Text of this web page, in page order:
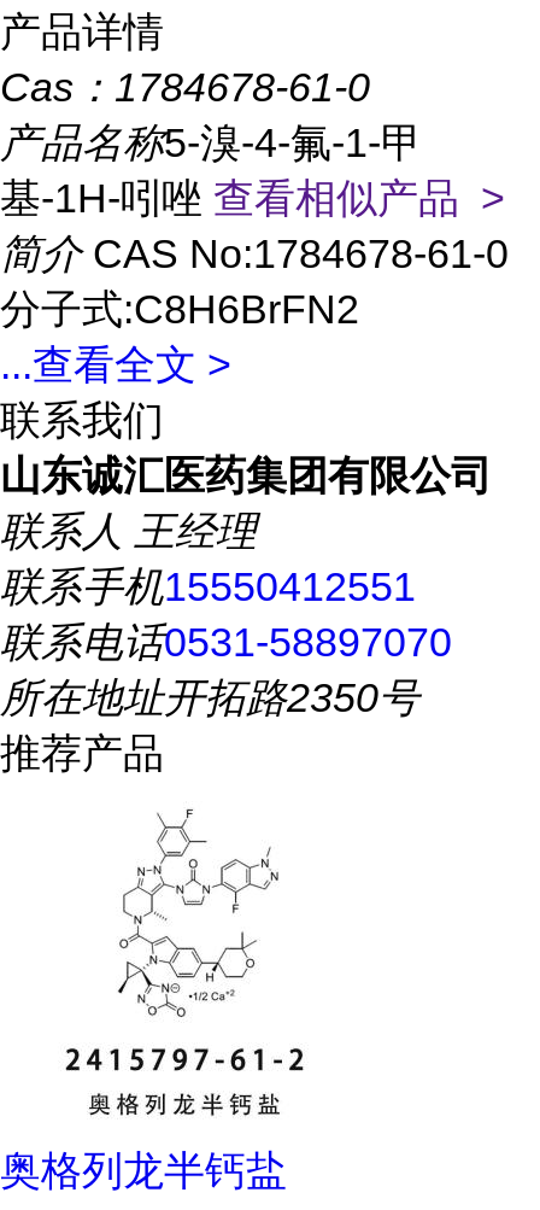
产品详情
Cas： 1784678-61-0
产品名称5-溴-4-氟-1-甲
基-1H-吲唑 查看相似产品 >
简介 CAS No:1784678-61-0
分子式:C8H6BrFN2
...查看全文 >
联系我们
山东诚汇医药集团有限公司
联系人 王经理
联系手机15550412551
联系电话0531-58897070
所在地址开拓路2350号
推荐产品
奥格列龙半钙盐